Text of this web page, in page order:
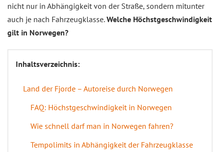
nicht nur in Abhängigkeit von der Straße, sondern mitunter
auch je nach Fahrzeugklasse.Welche Höchstgeschwindigkeit
gilt in Norwegen?
Inhaltsverzeichnis:
Land der Fjorde – Autoreise durch Norwegen
FAQ: Höchstgeschwindigkeit in Norwegen
Wie schnell darf man in Norwegen fahren?
Tempolimits in Abhängigkeit der Fahrzeugklasse